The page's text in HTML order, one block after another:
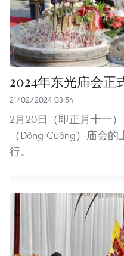
2024年东光庙会正
21/02/2024 03:54
2月20日（即正月十一
（Đông Cuông）庙会
行。